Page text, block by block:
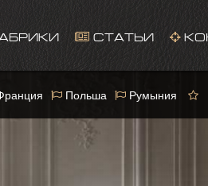
СТАТЬИ
correctly.
Польша Румыния